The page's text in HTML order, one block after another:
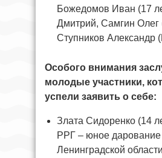
Божедомов Иван (17
Дмитрий, Самгин
Ступников Александр
Особого внимания
молодые участники,
успели заявить о себе:
Злата Сидоренко (14
РРГ – юное дарование
Ленинградской